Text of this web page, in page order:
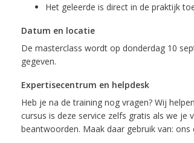
Het geleerde is direct in de praktijk
Datum en locatie
De masterclass wordt op donderdag 10
gegeven.
Expertisecentrum en helpdesk
Heb je na de training nog vragen? Wij
cursus is deze service zelfs gratis als we je
beantwoorden. Maak daar gebruik van: